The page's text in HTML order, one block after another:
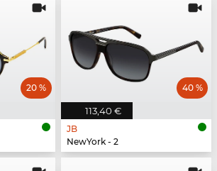
20 %
113,40 €
40 %
JB
NewYork - 2